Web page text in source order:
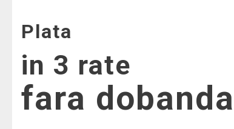
Plata
in 3 rate
fara dobanda